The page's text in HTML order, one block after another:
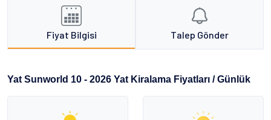
Fiyat Bilgisi Talep Gönder
Yat Sunworld 10 - 2026 Yat Kiralama Fiyatları / Günlük